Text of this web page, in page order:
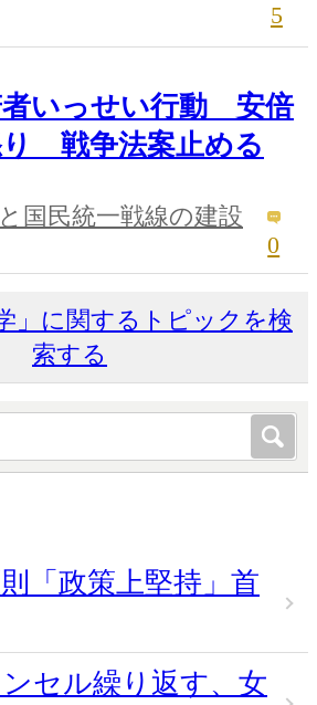
5
者いっせい行動 安倍
戦争法案止める
国民統一戦線の建設
0
」に関するトピックを検
索する
「政策上堅持」首
セル繰り返す、女